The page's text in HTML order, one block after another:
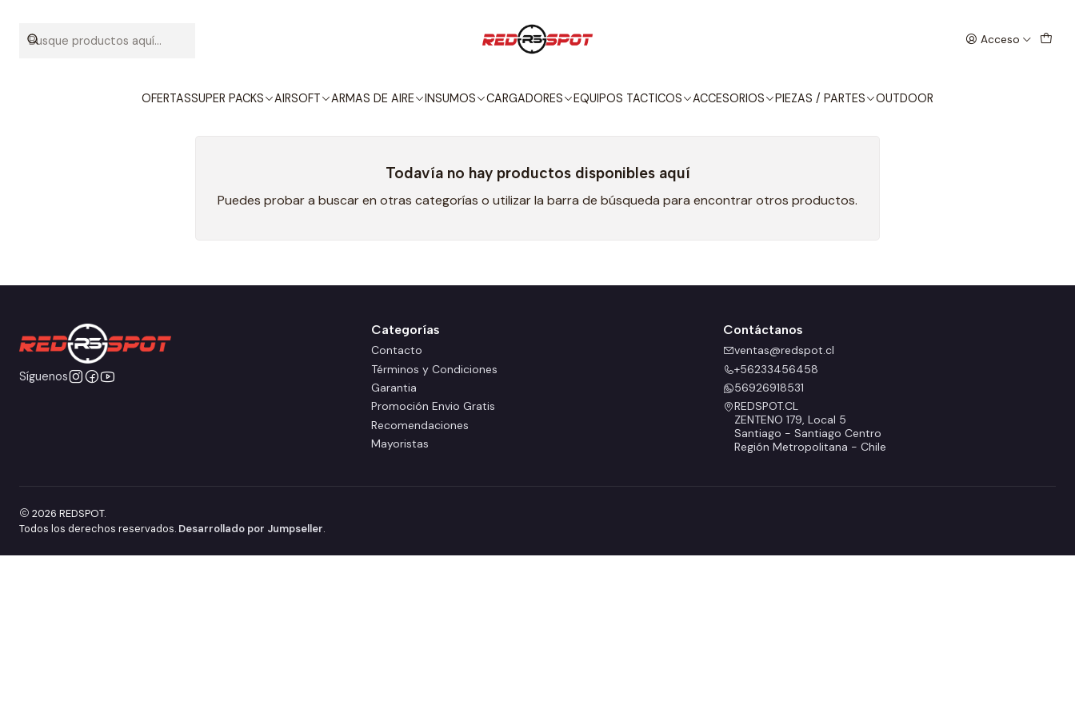
Acceso
OFERTASSUPER PACKS AIRSOFT ARMAS DE AIRE INSUMOS CARGADORES EQUIPOS TACTICOS ACCESORIOS PIEZAS / PARTES OUTDOOR
Todavía no hay productos disponibles aquí
Puedes probar a buscar en otras categorías o utilizar la barra de búsqueda para encontrar otros productos.
Síguenos
Categorías
Contacto
Términos y Condiciones
Garantia
Promoción Envio Gratis
Recomendaciones
Mayoristas
Contáctanos
ventas@redspot.cl
+56233456458
56926918531
REDSPOT.CL
ZENTENO 179, Local 5
Santiago - Santiago Centro
Región Metropolitana - Chile
2026 REDSPOT.
Todos los derechos reservados. Desarrollado por Jumpseller.